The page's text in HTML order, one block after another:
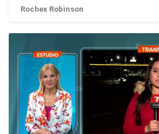
Rochex Robinson